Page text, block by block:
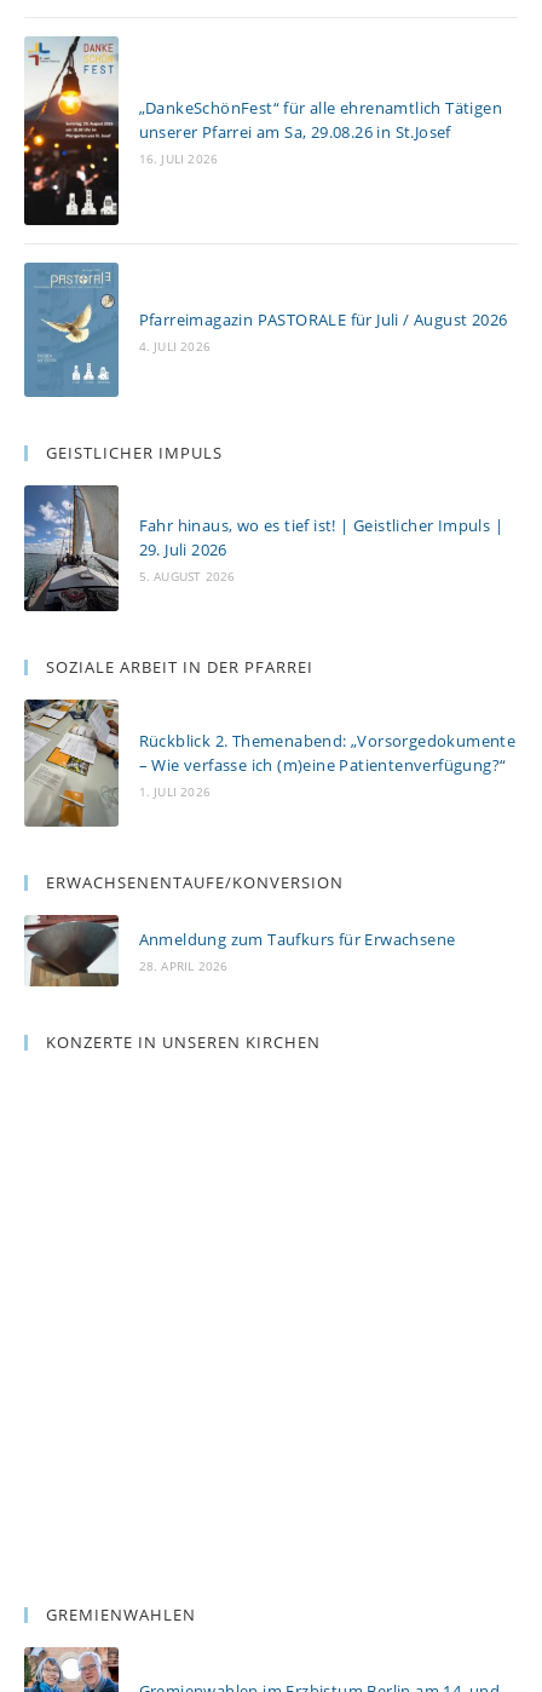
„DankeSchönFest“ für alle ehrenamtlich Tätigen
unserer Pfarrei am Sa, 29.08.26 in St.Josef
16. JULI 2026
Pfarreimagazin PASTORALE für Juli / August 2026
4. JULI 2026
GEISTLICHER IMPULS
Fahr hinaus, wo es tief ist! | Geistlicher Impuls |
29. Juli 2026
5. AUGUST 2026
SOZIALE ARBEIT IN DER PFARREI
Rückblick 2. Themenabend: „Vorsorgedokumente
– Wie verfasse ich (m)eine Patientenverfügung?“
1. JULI 2026
ERWACHSENENTAUFE/KONVERSION
Anmeldung zum Taufkurs für Erwachsene
28. APRIL 2026
KONZERTE IN UNSEREN KIRCHEN
GREMIENWAHLEN